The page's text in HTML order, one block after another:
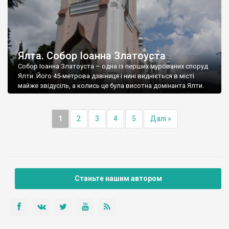
Ялта. Собор Іоанна Златоуста
Собор Іоанна Златоуста – одна із перших мурованих споруд
Ялти. Його 45-метрова дзвіниця і нині видніється в місті
майже звідусіль, а колись це була висотна домінанта Ялти.
1 2 3 4 5 Далі »
Станьте нашим автором